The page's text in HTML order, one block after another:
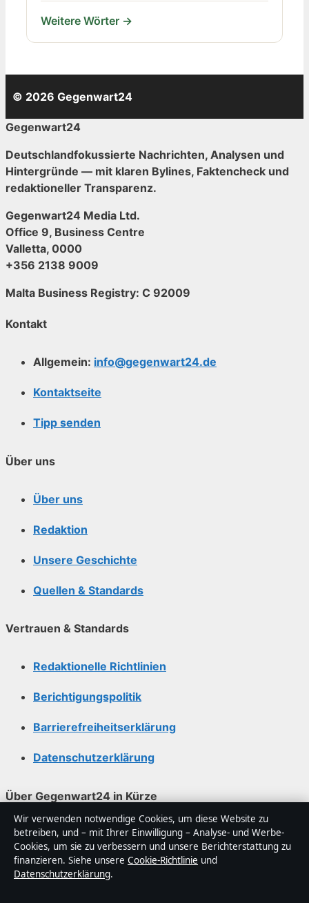
Weitere Wörter →
© 2026 Gegenwart24
Gegenwart24
Deutschlandfokussierte Nachrichten, Analysen und
Hintergründe — mit klaren Bylines, Faktencheck und
redaktioneller Transparenz.
Gegenwart24 Media Ltd.
Office 9, Business Centre
Valletta, 0000
+356 2138 9009
Malta Business Registry: C 92009
Kontakt
Allgemein: info@gegenwart24.de
Kontaktseite
Tipp senden
Über uns
Über uns
Redaktion
Unsere Geschichte
Quellen & Standards
Vertrauen & Standards
Redaktionelle Richtlinien
Berichtigungspolitik
Barrierefreiheitserklärung
Datenschutzerklärung
Über Gegenwart24 in Kürze
Gegenwart24 ist ein unabhängiger digitaler
Nachrichtenanbieter mit Fokus auf Politik, Wirtschaft,
Technik und Gesellschaft in Deutschland. Jeder Artikel
trägt eine Byline, wird von einem Redakteur geprüft
Wir verwenden notwendige Cookies, um diese Website zu
betreiben, und – mit Ihrer Einwilligung – Analyse- und Werbe-
Cookies, um sie zu verbessern und unsere Berichterstattung zu
finanzieren. Siehe unsere Cookie-Richtlinie und
Datenschutzerklärung.